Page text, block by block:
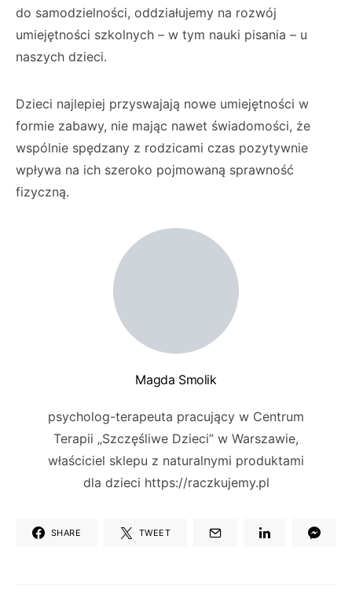
do samodzielności, oddziałujemy na rozwój
umiejętności szkolnych – w tym nauki pisania – u
naszych dzieci.
Dzieci najlepiej przyswajają nowe umiejętności w
formie zabawy, nie mając nawet świadomości, że
wspólnie spędzany z rodzicami czas pozytywnie
wpływa na ich szeroko pojmowaną sprawność
fizyczną.
Magda Smolik
psycholog-terapeuta pracujący w Centrum
Terapii „Szczęśliwe Dzieci” w Warszawie,
właściciel sklepu z naturalnymi produktami
dla dzieci https://raczkujemy.pl
SHARE TWEET